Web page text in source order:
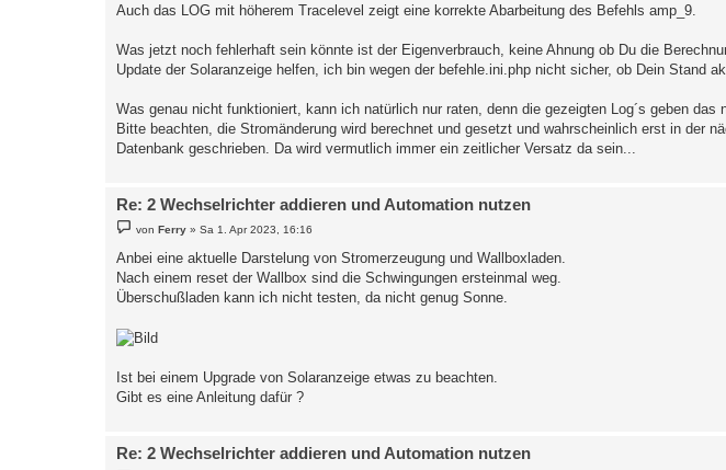
Auch das LOG mit höherem Tracelevel zeigt eine korrekte Abarbeitung des Befehls amp_9.
Was jetzt noch fehlerhaft sein könnte ist der Eigenverbrauch, keine Ahnung ob Du die
Update der Solaranzeige helfen, ich bin wegen der befehle.ini.php nicht sicher, ob Dein Stand
Was genau nicht funktioniert, kann ich natürlich nur raten, denn die gezeigten Log´s geben
Bitte beachten, die Stromänderung wird berechnet und gesetzt und wahrscheinlich erst in der
Datenbank geschrieben. Da wird vermutlich immer ein zeitlicher Versatz da sein...
Re: 2 Wechselrichter addieren und Automation nutzen
i
t
r
g
von Ferry »Sa 1. Apr 2023, 16:16
Anbei eine aktuelle Darstelung von Stromerzeugung und Wallboxladen.
Nach einem reset der Wallbox sind die Schwingungen ersteinmal weg.
Überschußladen kann ich nicht testen, da nicht genug Sonne.
Ist bei einem Upgrade von Solaranzeige etwas zu beachten.
Gibt es eine Anleitung dafür ?
Re: 2 Wechselrichter addieren und Automation nutzen